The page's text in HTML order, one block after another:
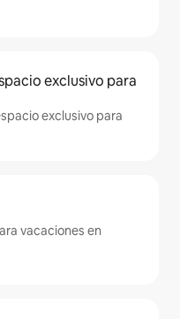
exclusivo para
exclusivo para
vacaciones en